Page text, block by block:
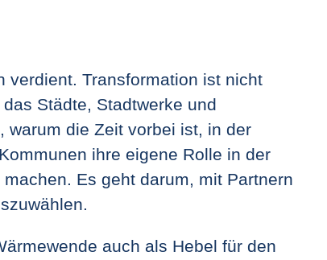
verdient. Transformation ist nicht
Städte, Stadtwerke und
warum die Zeit vorbei ist, in der
ihre eigene Rolle in der
Es geht darum, mit Partnern
auch als Hebel für den